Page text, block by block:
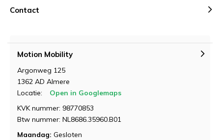
Contact
Motion Mobility
Argonweg 125
1362 AD Almere
Locatie:
Open in Googlemaps
KVK nummer: 98770853
Btw nummer: NL8686.35960.B01
Maandag: Gesloten
Demonstratie aanvragen
Demonstratie aanvragen